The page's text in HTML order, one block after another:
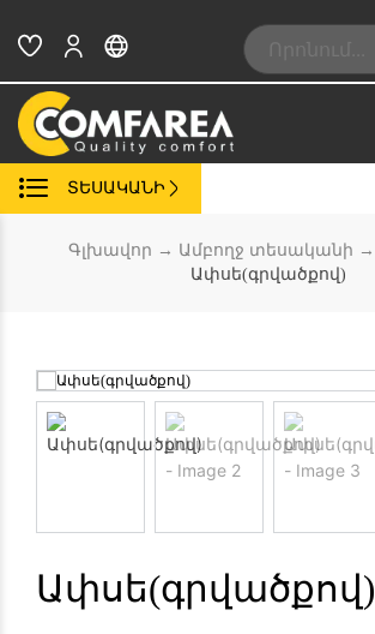
content
Search:
ՏԵՍԱԿԱՆԻ
Գլխավոր → Ամբողջ տեսականի →
Ափսե(գրվածքով)
Ափսե(գրվածքով)